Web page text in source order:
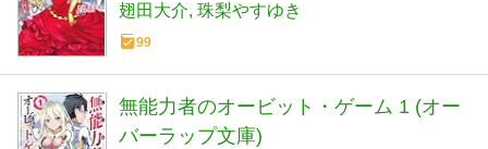
翅田大介 珠梨やすゆき
99
無能力者のオービット・ゲーム 1 (オー
バーラップ文庫)